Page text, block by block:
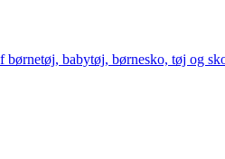
babytøj, børnesko, tøj og